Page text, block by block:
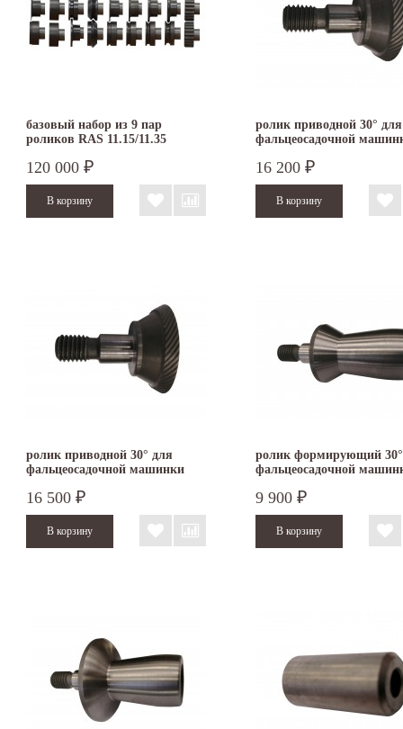
базовый набор из 9 пар
роликов RAS 11.15/11.35
120 000 ₽
ролик приводной 30° для
фальцеосадочной
16 200 ₽
ролик приводной 30° для
фальцеосадочной машинки
16 500 ₽
ролик формирующий
фальцеосадочной
9 900 ₽